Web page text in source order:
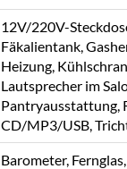
12V/220V-
Fäkalientank,
Heizung,
Lautsprecher im
Pantryausstattung,
CD/MP3/USB,
Barometer,